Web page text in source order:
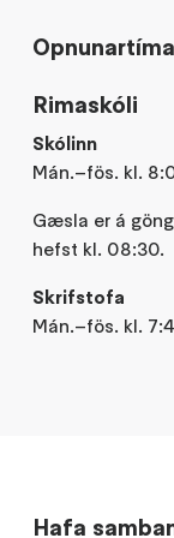
Rimaskóli
Skólinn
Mán.–fös. kl.
Gæsla er á
hefst kl. 08:30.
Skrifstofa
Mán.–fös. kl.
Hafa